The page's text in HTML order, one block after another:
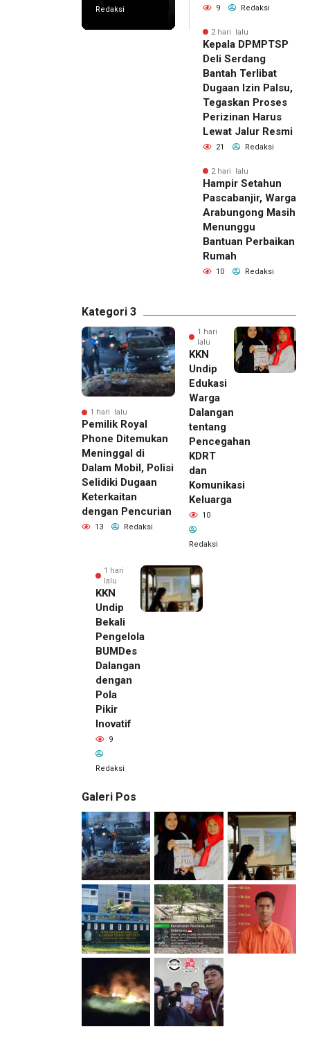
Redaksi
9 Redaksi
2 hari lalu
Kepala DPMPTSP
Deli Serdang
Bantah Terlibat
Dugaan Izin Palsu,
Tegaskan Proses
Perizinan Harus
Lewat Jalur Resmi
21 Redaksi
2 hari lalu
Hampir Setahun
Pascabanjir, Warga
Arabungong Masih
Menunggu
Bantuan Perbaikan
Rumah
10 Redaksi
Kategori 3
1 hari lalu
Pemilik Royal
Phone Ditemukan
Meninggal di
Dalam Mobil, Polisi
Selidiki Dugaan
Keterkaitan
dengan Pencurian
13 Redaksi
1 hari
lalu
KKN
Undip
Edukasi
Warga
Dalangan
tentang
Pencegahan
KDRT
dan
Komunikasi
Keluarga
10
Redaksi
1 hari
lalu
KKN
Undip
Bekali
Pengelola
BUMDes
Dalangan
dengan
Pola
Pikir
Inovatif
9
Redaksi
Galeri Pos
1 hari lalu
Pemilik